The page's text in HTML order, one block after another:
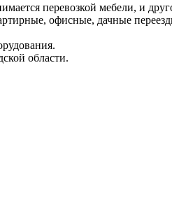
перевозкой мебели, и
офисные, дачные
области.